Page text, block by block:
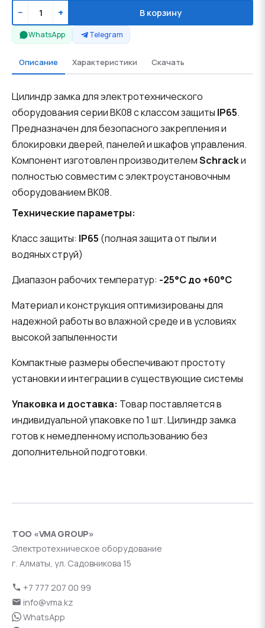
− + В корзину
WhatsApp Telegram
Описание Характеристики Скачать
Цилиндр замка для электротехнического
оборудования серии BK08 с классом защиты IP65.
Предназначен для безопасного закрепления и
блокировки дверей, панелей и шкафов управления.
Компонент изготовлен производителемSchrackи
полностью совместим с электроустановочным
оборудованием BK08.
Технические параметры:
Класс защиты: IP65 (полная защита от пыли и
водяных струй)
Диапазон рабочих температур: -25°C до +60°C
Материал и конструкция оптимизированы для
надежной работы во влажной среде и в условиях
высокой запыленности
Компактные размеры обеспечивают простоту
установки и интеграции в существующие системы
Упаковка и доставка: Товар поставляется в
индивидуальной упаковке по 1 шт. Цилиндр замка
готов к немедленному использованию без
дополнительной подготовки.
ТОО «VMA GROUP»
Электротехническое оборудование
г. Алматы, ул. Садовникова 15
+7 777 207 00 99
info@vma.kz
WhatsApp